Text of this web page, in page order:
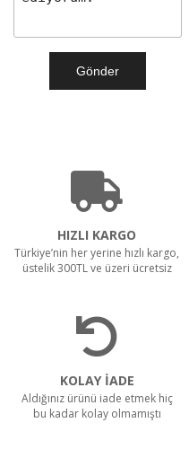
SR 1601 B Akülü
CTS40 MC Z22
HIZLI KARGO
Türkiye’nin her yerine hızlı kargo,
üstelik 300TL ve üzeri ücretsiz
KOLAY İADE
Aldığınız ürünü iade etmek hiç
bu kadar kolay olmamıştı